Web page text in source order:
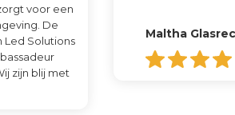
voor een
De
Led Solutions
zijn blij met
Maltha